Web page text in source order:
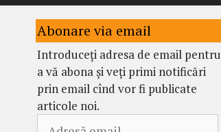
Abonare via email
Introduceți adresa de email pentru
a vă abona și veți primi notificări
prin email cînd vor fi publicate
articole noi.